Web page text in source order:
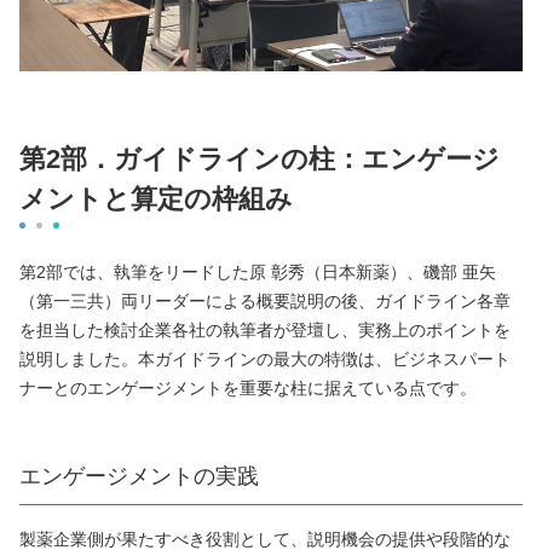
第2部．ガイドラインの柱：エンゲージ
メントと算定の枠組み
第2部では、執筆をリードした原 彰秀（日本新薬）、磯部 亜矢
（第一三共）両リーダーによる概要説明の後、ガイドライン各章
を担当した検討企業各社の執筆者が登壇し、実務上のポイントを
説明しました。本ガイドラインの最大の特徴は、ビジネスパート
ナーとのエンゲージメントを重要な柱に据えている点です。
エンゲージメントの実践
製薬企業側が果たすべき役割として、説明機会の提供や段階的な